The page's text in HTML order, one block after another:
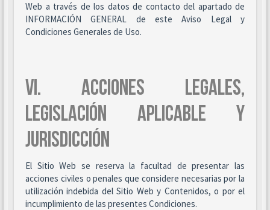
Web a través de los datos de contacto del apartado de
INFORMACIÓN GENERAL de este Aviso Legal y
Condiciones Generales de Uso.
VI. ACCIONES LEGALES,
LEGISLACIÓN APLICABLE Y
JURISDICCIÓN
El Sitio Web se reserva la facultad de presentar las
acciones civiles o penales que considere necesarias por la
utilización indebida del Sitio Web y Contenidos, o por el
incumplimiento de las presentes Condiciones.